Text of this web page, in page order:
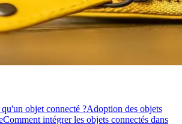
objet connecté ?Adoption des objets
Comment intégrer les objets connectés dans